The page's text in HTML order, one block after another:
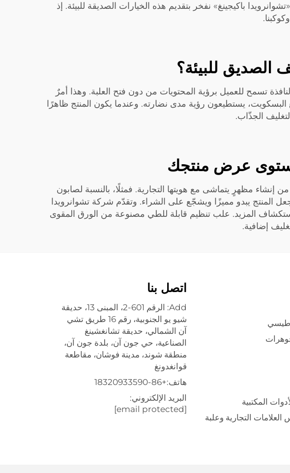
باكيجينغ» نفخر بتقديم هذه الخيارات الصديقة للبيئة. إذ
الصديق للبيئة؟
تسمح للعميل برؤية المحتويات من دون فتح العلبة. وهذا أمرٌ
يستطيعون رؤية مدى نضارته. وعندما يكون المنتج ظاهرًا
الجذّاب.
عرض منتجك
مظهرٍ يتماشى مع هويتها التجارية. فمثلًا، بالنسبة لصابون
المنتج يبدو مميزًا ويشجّع على الشراء. وتقدّم شركة تشوانرويدا
المزيد. علب تنظيم قابلة للطي مصنوعة من الورق المقوى
إضافية.
المكتبية
العلامات التجارية وعلبة
اتصل بنا
Add: الرقم 601-2، المبنى 13، حديقة
شيو يو الجنوبية، رقم 16 طريق تشي
آن الشمالي، حديقة تشانغشينغ
الصناعية، حي جون آن، بلدة جون آن،
منطقة شوند، مدينة فوشان، مقاطعة
قوانغدونغ
هاتف:+86-18320933590
البريد الإلكتروني:
[email protected]